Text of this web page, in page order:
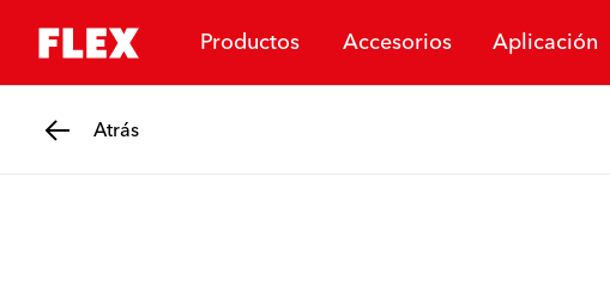
Productos Accesorios Aplicación
Atrás